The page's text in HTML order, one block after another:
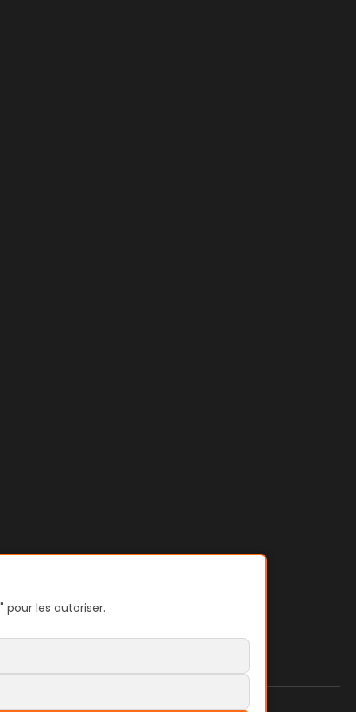
pour les autoriser.